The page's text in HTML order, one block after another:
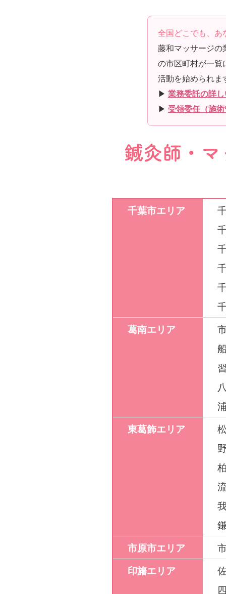
全国どこでも、あ
藤和マッサージの
の市区町村が一覧
活動を始められま
▶ 業務委託の詳
▶ 受領委任（施
鍼灸師・
千葉市エリア
葛南エリア
東葛飾エリア
市原市エリア
印旛エリア